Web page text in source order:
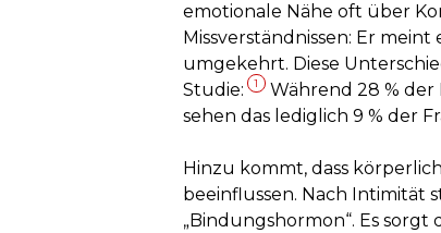
emotionale Nähe oft über
Missverständnissen: Er
umgekehrt. Diese
Studie:
1 Während 28 % der
sehen das lediglich 9 % der
Hinzu kommt, dass
beeinflussen. Nach Intimität
„Bindungshormon“. Es